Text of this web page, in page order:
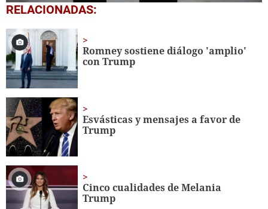
0
seconds
45
seconds
RELACIONADAS:
Romney sostiene diálogo 'amplio'
con Trump
Esvásticas y mensajes a favor de
Trump
Cinco cualidades de Melania
Trump